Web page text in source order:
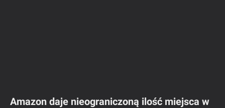
Amazon daje nieograniczoną ilość miejsca w